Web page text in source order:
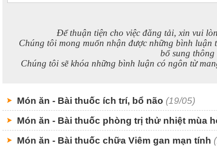
Để thuận tiện cho việc đăng tải, xin vui
Chúng tôi mong muốn nhận được những bình luận
bổ sung
Chúng tôi sẽ khóa những bình luận có ngôn từ
Món ăn - Bài thuốc ích trí, bổ não (19/05)
Món ăn - Bài thuốc phòng trị thử nhiệt mùa
Món ăn - Bài thuốc chữa Viêm gan mạn tính